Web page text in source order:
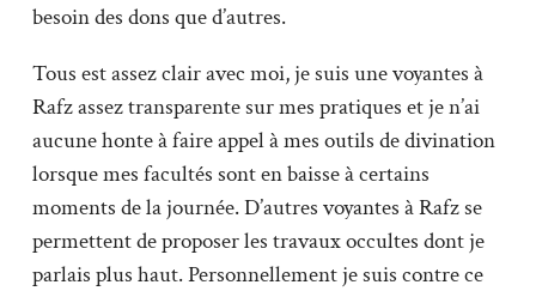
besoin des dons que d’autres.
Tous est assez clair avec moi, je suis une voyantes à
Rafz assez transparente sur mes pratiques et je n’ai
aucune honte à faire appel à mes outils de divination
lorsque mes facultés sont en baisse à certains
moments de la journée. D’autres voyantes à Rafz se
permettent de proposer les travaux occultes dont je
parlais plus haut. Personnellement je suis contre ce